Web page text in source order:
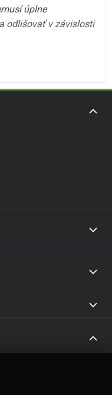
úplne
odlišovať v závislosti